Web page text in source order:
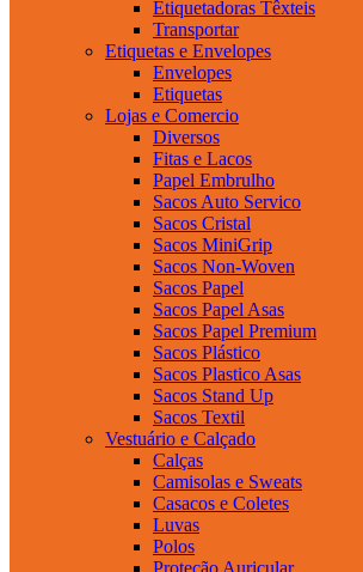
Etiquetadoras Têxteis
Transportar
Etiquetas e Envelopes
Envelopes
Etiquetas
Lojas e Comercio
Diversos
Fitas e Lacos
Papel Embrulho
Sacos Auto Servico
Sacos Cristal
Sacos MiniGrip
Sacos Non-Woven
Sacos Papel
Sacos Papel Asas
Sacos Papel Premium
Sacos Plástico
Sacos Plastico Asas
Sacos Stand Up
Sacos Textil
Vestuário e Calçado
Calças
Camisolas e Sweats
Casacos e Coletes
Luvas
Polos
Proteção Auricular